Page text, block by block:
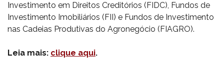
Investimento em Direitos Creditórios (FIDC), Fundos de
Investimento Imobiliários (FII) e Fundos de Investimento
nas Cadeias Produtivas do Agronegócio (FIAGRO).
Leia mais: clique aqui.